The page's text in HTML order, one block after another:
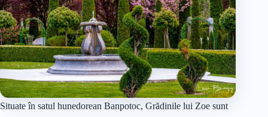
Situate în satul hunedorean Banpotoc, Grădinile lui Zoe sunt